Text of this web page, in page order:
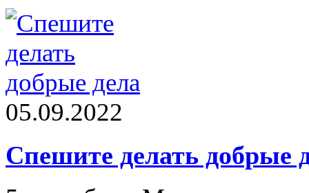
05.09.2022
Спешите делать добрые